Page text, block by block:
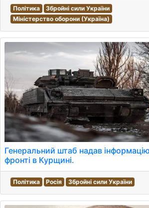
Політика
Збройні сили України
Міністерство оборони (Україна)
Генеральний штаб надав
фронті в Курщині.
Політика Росія Збройні сили України